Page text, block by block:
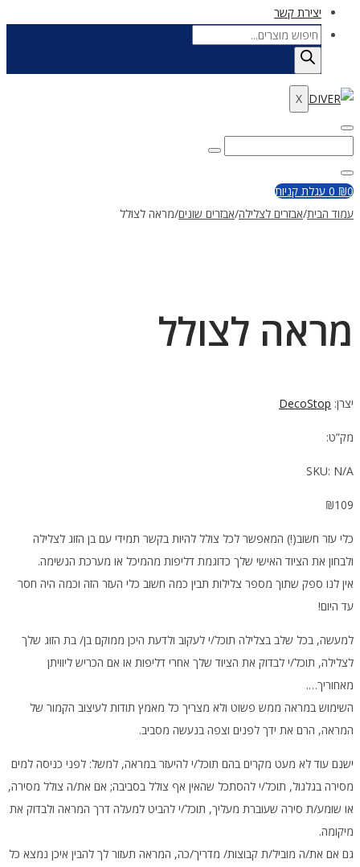
יצירת קשר
Products
search
X
Enter
Keywordfor:
Close
₪0
0 עגלת קניות
עמוד הבית/אבזרים לצלילה/אבזרים שונים/מראה לצולל
מראה לצולל
יצרן: DecoStop
מק”ט:
SKU: N/A
₪109
כלי עזר חשוב(!) המאפשר לכל צולל להיות בקשר תמידי עם בן הזוג לצלילה
ולבחון את הציוד האישי שלך כדוגמת דליפות מהמיכל או מערכת הנשימה.
אין לנו ספק שתוך מספר צלילות תבין כמה חשוב כלי העזר הזה וכמה היה חסר
עד היום!
למעשה, בכל שלב בצלילה תוכל/י לעקוב ולדעת היכן ממוקם בן/ בת הזוג שלך
לצלילה, תוכל/י לבדוק את הציוד שלך אחרי דליפות או אם הכריש ליוויתן
מאחוריך….
השימוש במראה ממש פשוט ולא מצריך כל מאמץ תודות לעיצוב הקמור של
המראה, הרם את ידך לפנים וצפה בנעשה מסביב.
ישנם עוד לא מעט מקרים בהם תוכל/י להיעזר במראה, למשל: לפני כניסה למים
מסירה בגלגול, תוכל/י להסתכל שהאין אף צולל בסביבה; אם את/ה צולל מסירה,
או שומע/ת סירה שעוברת מעליך, תוכל/י להביט למעלה דרך המראה ולבדוק את
מיקומה.
גם אם את/ה מוביל/ת קבוצות/ מדריך/כה, המראה תעזור לך להבין איכן נמצא כל